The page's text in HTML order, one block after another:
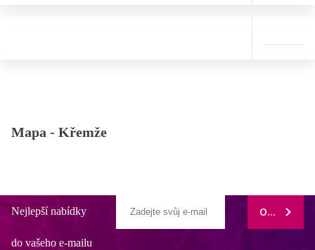
Mapa - Křemže
Nejlepší nabídky
do vašeho e-mailu
ODEBÍRAT